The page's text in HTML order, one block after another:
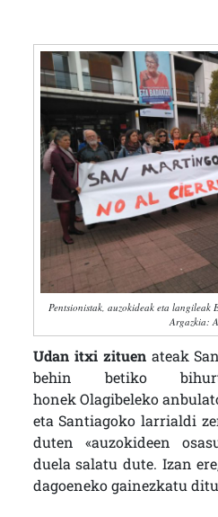
Pentsionistak, auzokideak eta langileak
Argazkia:
Udan itxi zituenateak
behin betiko
honek Olagibeleko
eta Santiagoko larrialdi
duten «auzokideen
duela salatu dute. Izan
dagoeneko gainezkatu